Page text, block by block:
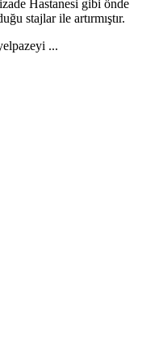
Hastanesi gibi önde
stajlar ile artırmıştır.
...